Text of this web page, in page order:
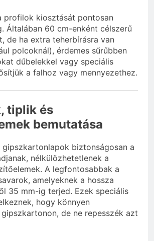
profilok kiosztását pontosan
Általában 60 cm-enként célszerű
de ha extra teherbírásra van
polcoknál), érdemes sűrűbben
dűbelekkel vagy speciális
a falhoz vagy mennyezethez.
tiplik és
bemutatása
gipszkartonlapok biztonságosan a
nélkülözhetetlenek a
A legfontosabbak a
amelyeknek a hossza
35 mm-ig terjed. Ezek speciális
hogy könnyen
de ne repesszék azt